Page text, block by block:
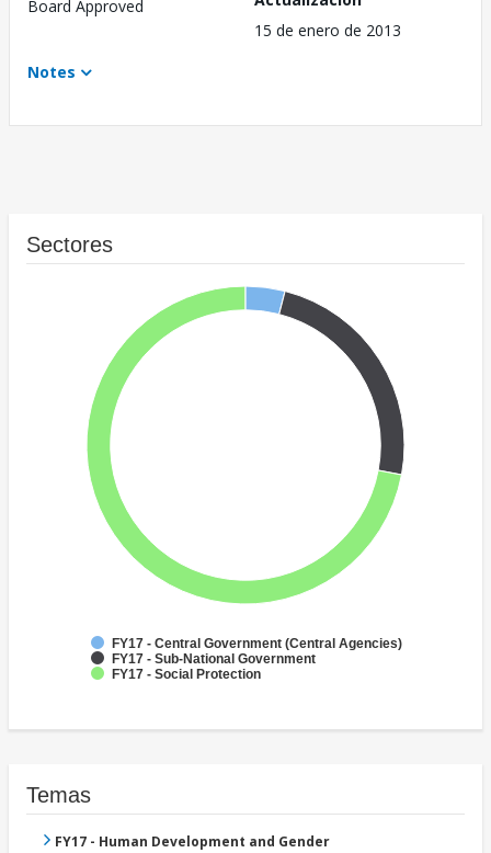
Board Approved
15 de enero de 2013
Notes
Sectores
FY17 - Central Government (Central Agencies)
FY17 - Sub-National Government
FY17 - Social Protection
Temas
FY17 - Human Development and Gender